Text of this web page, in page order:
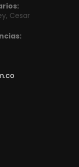
Cesar